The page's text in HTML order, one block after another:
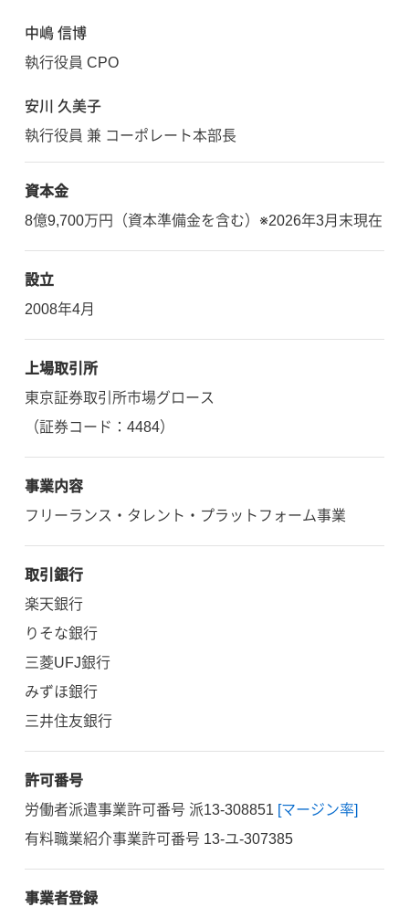
中嶋 信博
執行役員 CPO
安川 久美子
執行役員 兼 コーポレート本部長
資本金
8億9,700万円（資本準備金を含む）※2026年3月末現在
設立
2008年4月
上場取引所
東京証券取引所市場グロース
（証券コード：4484）
事業内容
フリーランス・タレント・プラットフォーム事業
取引銀行
楽天銀行
りそな銀行
三菱UFJ銀行
みずほ銀行
三井住友銀行
許可番号
労働者派遣事業許可番号 派13-308851 [マージン率]
有料職業紹介事業許可番号 13-ユ-307385
事業者登録